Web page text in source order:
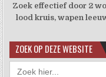
Zoek effectief door 2
lood kruis, wapen
ZOEK OP DEZE WEBSITE
Zoek
naar: